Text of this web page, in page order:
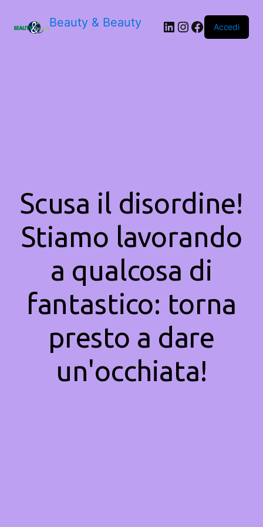
Beauty & Beauty LinkedIn
Instagram
Facebook
Accedi
Scusa il disordine!
Stiamo lavorando
a qualcosa di
fantastico: torna
presto a dare
un'occhiata!